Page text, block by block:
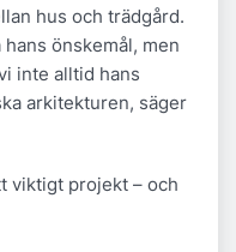
hus och trädgård.
önskemål, men
inte alltid hans
arkitekturen, säger
viktigt projekt – och